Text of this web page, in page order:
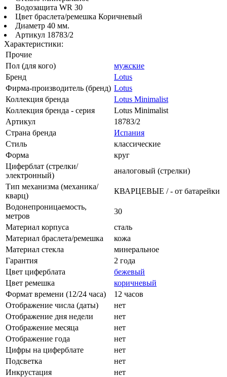
Водозащита WR 30
Цвет браслета/ремешка Коричневый
Диаметр 40 мм.
Артикул 18783/2
Характеристики:
Прочие
Пол (для кого)
мужские
Бренд
Lotus
Фирма-производитель (бренд) Lotus
Коллекция бренда
Lotus Minimalist
Коллекция бренда - серия
Lotus Minimalist
Артикул
18783/2
Страна бренда
Испания
Стиль
классические
Форма
круг
Циферблат (стрелки/
электронный)
аналоговый (стрелки)
Тип механизма (механика/
кварц)
КВАРЦЕВЫЕ / - от батарейки
Водонепроницаемость,
метров
30
Материал корпуса
сталь
Материал браслета/ремешка
кожа
Материал стекла
минеральное
Гарантия
2 года
Цвет циферблата
бежевый
Цвет ремешка
коричневый
Формат времени (12/24 часа)
12 часов
Отображение числа (даты)
нет
Отображение дня недели
нет
Отображение месяца
нет
Отображение года
нет
Цифры на циферблате
нет
Подсветка
нет
Инкрустация
нет